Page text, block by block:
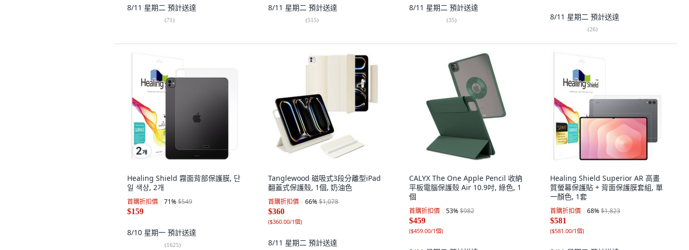
8/11 星期二 預計送達
(71)
8/11 星期二 預計送達
(515)
8/11 星期二 預計送達
(35) 8/11 星期二 預計送達
(26)
Healing Shield 霧面背部保護膜, 단
일 색상, 2개
首購折扣價 71%$549
$159
8/10 星期一 預計送達
(1625)
Tanglewood 磁吸式3段分離型iPad
翻蓋式保護殼, 1個, 奶油色
首購折扣價 66%$1,078
$360
($360.00/1個)
8/11 星期二 預計送達
CALYX The One Apple Pencil 收納
平板電腦保護殼 Air 10.9吋, 綠色, 1
個
首購折扣價 53%$982
$459
($459.00/1個)
Healing Shield Superior AR 高畫
質螢幕保護貼 + 背面保護膜套組, 單
一顏色, 1套
首購折扣價 68%$1,823
$581
($581.00/1個)